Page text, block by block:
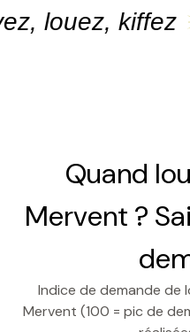
kiffez
Quand
Mervent ?
Indice de demande de
Mervent (100 = pic de